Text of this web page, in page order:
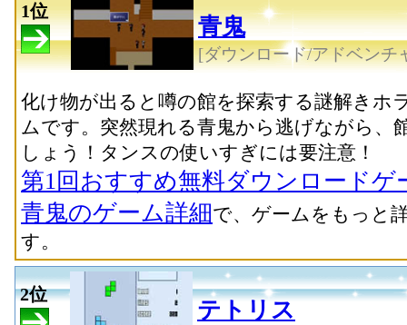
1位
青鬼
[ダウンロード/アドベンチ
化け物が出ると噂の館を探索する謎解きホ
ムです。突然現れる青鬼から逃げながら、
しょう！タンスの使いすぎには要注意！
第1回おすすめ無料ダウンロードゲ
青鬼のゲーム詳細で、ゲームをもっと
す。
2位
テトリス